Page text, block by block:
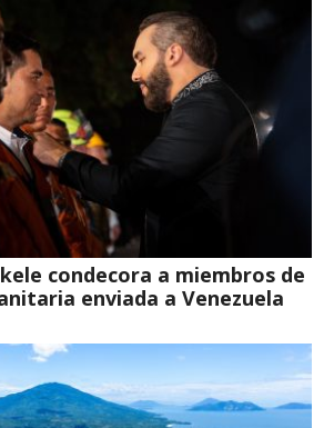
condecora a miembros de
enviada a Venezuela